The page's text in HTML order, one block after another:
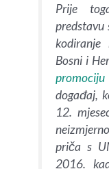
Prije
predstavu
Bosni i
događaj,
12.
priča s
2016.